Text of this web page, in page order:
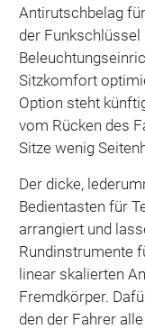
Antirutschbelag
der
Sitzkomfort
Option steht
vom Rücken des
Sitze wenig
Der dicke,
Bedientasten für
arrangiert und
Rundinstrumente
linear skalierten
Fremdkörper.
den der Fahrer